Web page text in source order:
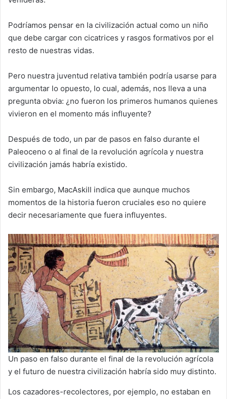
Podríamos pensar en la civilización actual como un niño
que debe cargar con cicatrices y rasgos formativos por el
resto de nuestras vidas.
Pero nuestra juventud relativa también podría usarse para
argumentar lo opuesto, lo cual, además, nos lleva a una
pregunta obvia: ¿no fueron los primeros humanos quienes
vivieron en el momento más influyente?
Después de todo, un par de pasos en falso durante el
Paleoceno o al final de la revolución agrícola y nuestra
civilización jamás habría existido.
Sin embargo, MacAskill indica que aunque muchos
momentos de la historia fueron cruciales eso no quiere
decir necesariamente que fuera influyentes.
Un paso en falso durante el final de la revolución agrícola
y el futuro de nuestra civilización habría sido muy distinto.
Los cazadores-recolectores, por ejemplo, no estaban en